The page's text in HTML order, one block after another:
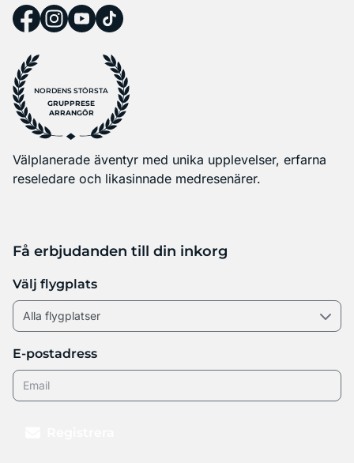
NORDENS STÖRSTA
GRUPPRESE
ARRANGÖR
Välplanerade äventyr med unika upplevelser, erfarna
reseledare och likasinnade medresenärer.
Få erbjudanden till din inkorg
Välj flygplats
E-postadress